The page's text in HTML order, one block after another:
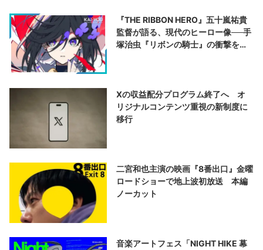
『THE RIBBON HERO』五十嵐祐貴
監督が語る、現代のヒーロー像──手
塚治虫『リボンの騎士』の衝撃を再
Xの収益配分プログラム終了へ オ
リジナルコンテンツ重視の新制度に
移行
二宮和也主演の映画『8番出口』金曜
ロードショーで地上波初放送 本編
ノーカット
音楽アートフェス「NIGHT HIKE 幕